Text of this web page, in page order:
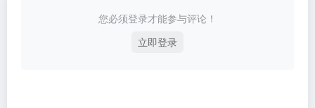
您必须登录才能参与评论！
立即登录